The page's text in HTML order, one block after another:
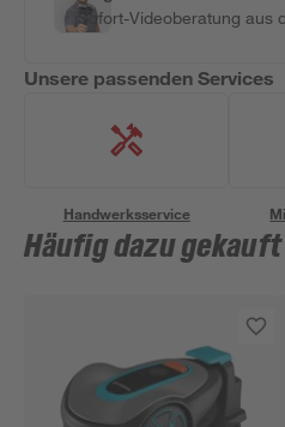
Sofort-Videoberatung aus
Unsere passenden Services
Handwerksservice
Häufig dazu gekauft